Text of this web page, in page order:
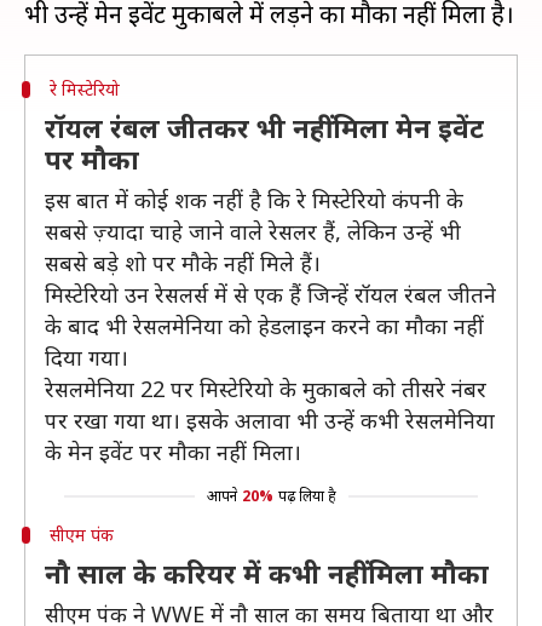
रे मिस्टेरियो
रॉयल रंबल जीतकर भी नहीं मिला मेन इवेंट
पर मौका
इस बात में कोई शक नहीं है कि रे मिस्टेरियो कंपनी के
सबसे ज़्यादा चाहे जाने वाले रेसलर हैं, लेकिन उन्हें भी
सबसे बड़े शो पर मौके नहीं मिले हैं।
मिस्टेरियो उन रेसलर्स में से एक हैं जिन्हें रॉयल रंबल जीतने
के बाद भी रेसलमेनिया को हेडलाइन करने का मौका नहीं
दिया गया।
रेसलमेनिया 22 पर मिस्टेरियो के मुकाबले को तीसरे नंबर
पर रखा गया था। इसके अलावा भी उन्हें कभी रेसलमेनिया
के मेन इवेंट पर मौका नहीं मिला।
आपने 20% पढ़ लिया है
सीएम पंक
नौ साल के करियर में कभी नहीं मिला मौका
सीएम पंक ने WWE में नौ साल का समय बिताया था और